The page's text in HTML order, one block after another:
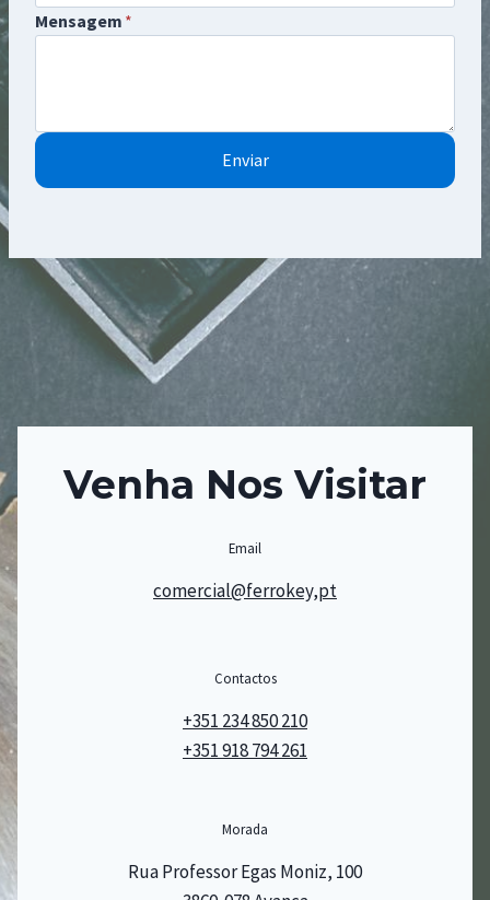
Mensagem *
Enviar
Venha Nos Visitar
Email
comercial@ferrokey,pt
Contactos
+351 234 850 210
+351 918 794 261
Morada
Rua Professor Egas Moniz, 100